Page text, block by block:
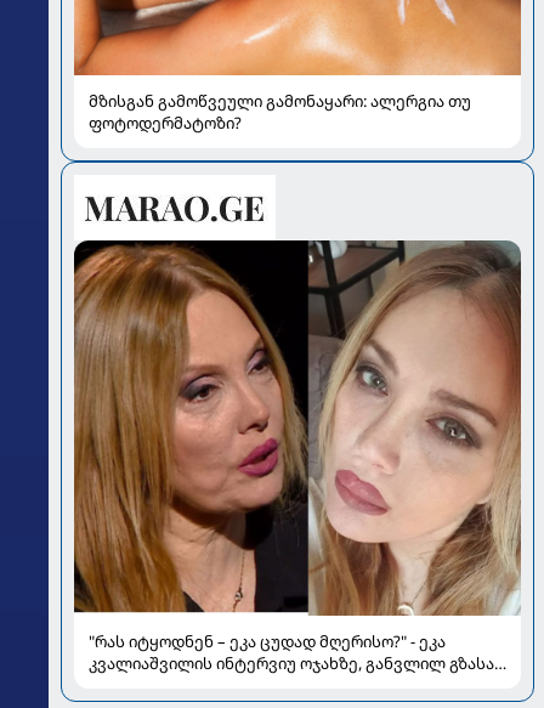
მზისგან გამოწვეული გამონაყარი: ალერგია თუ
ფოტოდერმატოზი?
"რას იტყოდნენ – ეკა ცუდად მღერისო?" - ეკა
კვალიაშვილის ინტერვიუ ოჯახზე, განვლილ გზასა